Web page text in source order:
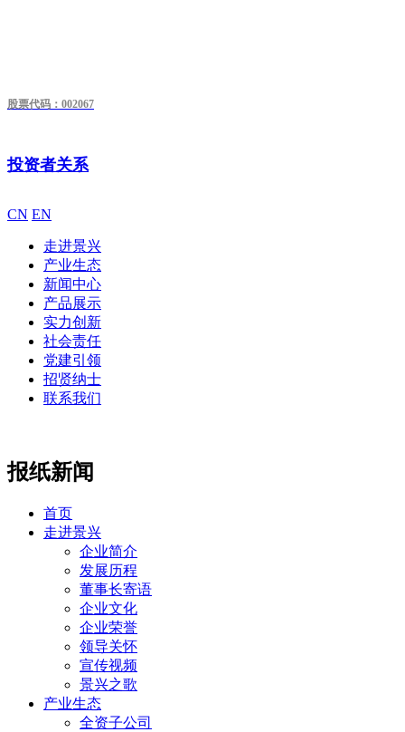
股票代码：002067
投资者关系
CN EN
走进景兴
产业生态
新闻中心
产品展示
实力创新
社会责任
党建引领
招贤纳士
联系我们
报纸新闻
首页
走进景兴
企业简介
发展历程
董事长寄语
企业文化
企业荣誉
领导关怀
宣传视频
景兴之歌
产业生态
全资子公司